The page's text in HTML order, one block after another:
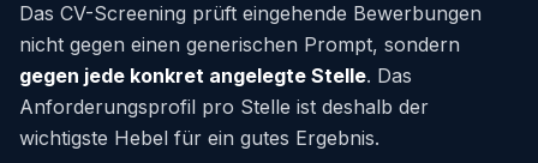
Das CV-Screening prüft eingehende Bewerbungen
nicht gegen einen generischen Prompt, sondern
gegen jede konkret angelegte Stelle. Das
Anforderungsprofil pro Stelle ist deshalb der
wichtigste Hebel für ein gutes Ergebnis.